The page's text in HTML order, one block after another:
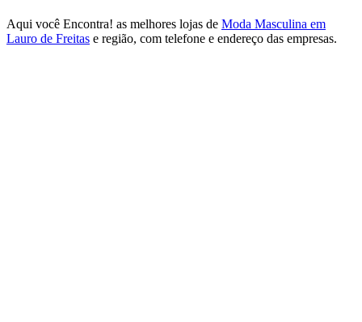
Aqui você Encontra! as melhores lojas de Moda Masculina em
Lauro de Freitas e região, com telefone e endereço das empresas.